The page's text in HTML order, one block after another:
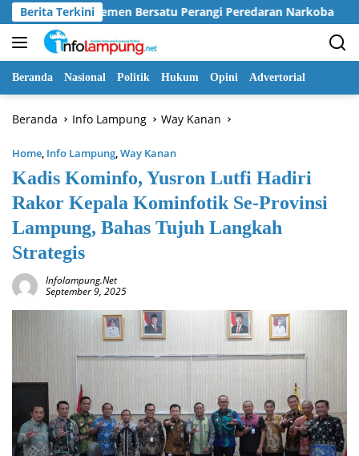
Langsung
ke
konten
Berita Terkini
Seluruh Elemen Bersatu Perangi Peredaran Narkoba
Beranda Nasional Politik Hukum Opini Advertorial
Beranda Info Lampung Way Kanan
Home, Info Lampung,Way Kanan
Kadis Kominfo, Yusron Lutfi Hadiri
Rakor Kepala Kominfotik Se-Provinsi
Lampung, Bahas Tujuh Langkah
Strategis
Infolampung.net
September 9, 2025